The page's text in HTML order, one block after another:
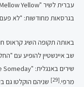
בגרסאות מחודשות: "לא
שב איינשטיין להופיע עם
מרפי.[29]
שניהם הוקלטו גם